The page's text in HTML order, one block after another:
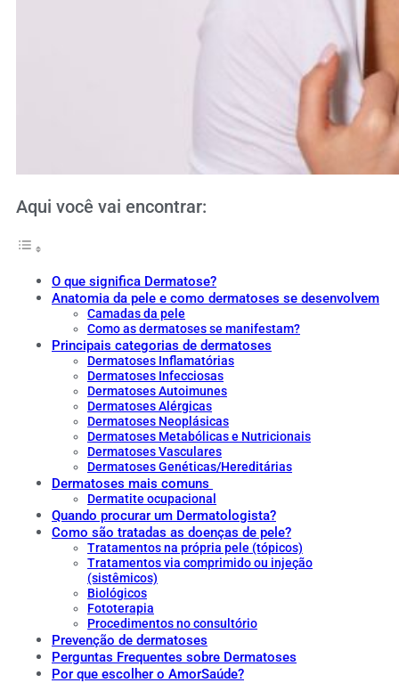
Aqui você vai encontrar:
O que significa Dermatose?
Anatomia da pele e como dermatoses se desenvolvem
Camadas da pele
Como as dermatoses se manifestam?
Principais categorias de dermatoses
Dermatoses Inflamatórias
Dermatoses Infecciosas
Dermatoses Autoimunes
Dermatoses Alérgicas
Dermatoses Neoplásicas
Dermatoses Metabólicas e Nutricionais
Dermatoses Vasculares
Dermatoses Genéticas/Hereditárias
Dermatoses mais comuns
Dermatite ocupacional
Quando procurar um Dermatologista?
Como são tratadas as doenças de pele?
Tratamentos na própria pele (tópicos)
Tratamentos via comprimido ou injeção
(sistêmicos)
Biológicos
Fototerapia
Procedimentos no consultório
Prevenção de dermatoses
Perguntas Frequentes sobre Dermatoses
Por que escolher o AmorSaúde?